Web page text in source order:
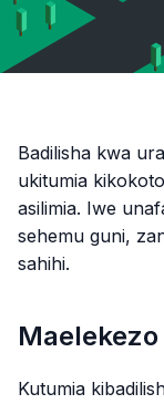
Badilisha kwa
ukitumia
asilimia. Iwe
sehemu guni,
sahihi.
Kutumia